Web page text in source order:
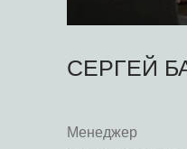
СЕРГЕЙ
Менеджер